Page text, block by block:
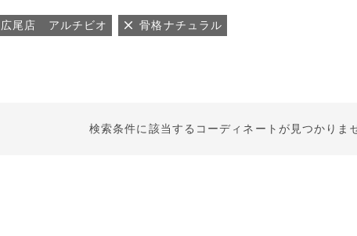
広尾店 アルチビオ 骨格ナチュラル
検索条件に該当するコーディネートが見つかりま